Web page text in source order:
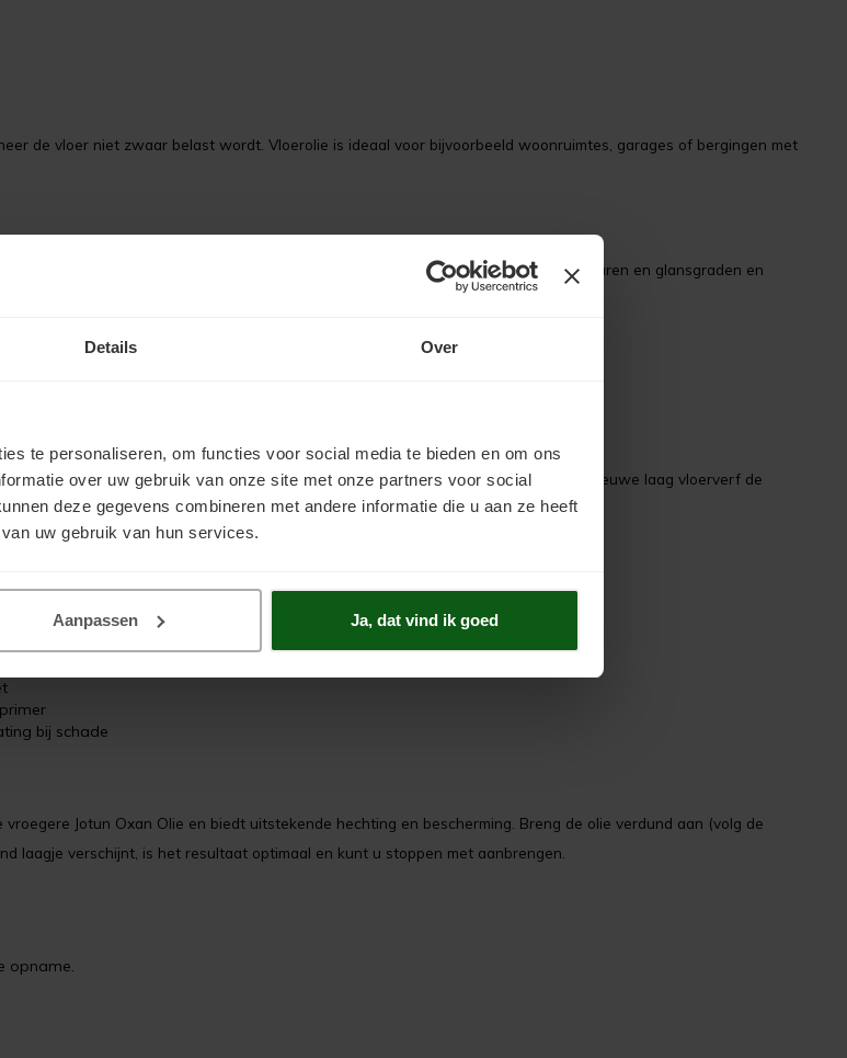
Details Over
te personaliseren, om functies voor social media te bieden en om ons
over uw gebruik van onze site met onze partners voor social
deze gegevens combineren met andere informatie die u aan ze heeft
uw gebruik van hun services.
Aanpassen Ja, dat vind ik goed
de vloer niet zwaar belast wordt. Vloerolie is ideaal voor bijvoorbeeld woonruimtes, garages of bergingen met
moderne uitstraling geeft. Deze coatings zijn verkrijgbaar in verschillende kleuren en glansgraden en
bijvoorbeeld
, wat zorgt voor een sterke en duurzame laag.
of als de ruimte intensief wordt gebruikt. Ook als de vloer eerder is geverfd, is een nieuwe laag vloerverf de
kleuren
bij schade
vroegere Jotun Oxan Olie en biedt uitstekende hechting en bescherming. Breng de olie verdund aan (volg de
laagje verschijnt, is het resultaat optimaal en kunt u stoppen met aanbrengen.
opname.